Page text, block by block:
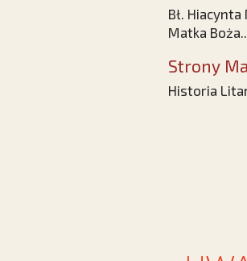
Bł.
Matka
Strony
Historia